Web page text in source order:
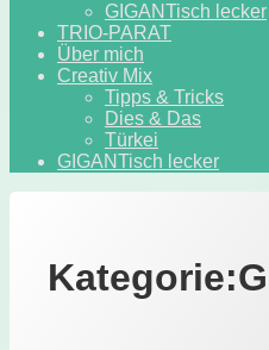
GIGANTisch lecker
TRIO-PARAT
Über mich
Creativ Mix
Tipps & Tricks
Dies & Das
Türkei
GIGANTisch lecker
Kategorie: